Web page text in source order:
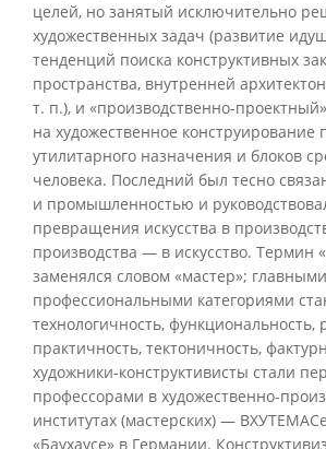
целей, но занятый исключительно
художественных задач (развитие
тенденций поиска конструктивных
пространства, внутренней
т. п.), и «производственно-
на художественное конструирование
утилитарного назначения и блоков
человека. Последний был тесно
и промышленностью и
превращения искусства в
производства — в искусство. Термин
заменялся словом «мастер»; главными
профессиональными категориями
технологичность, функциональность,
практичность, тектоничность,
художники-конструктивисты стали
профессорами в художественно-
институтах (мастерских) —
«Баухаусе» в Германии.